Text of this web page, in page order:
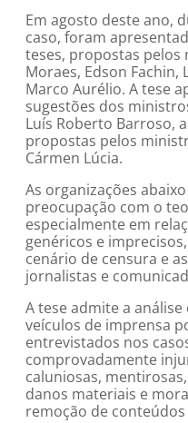
Em agosto deste ano,
caso, foram
teses, propostas pelos
Moraes, Edson
Marco Aurélio. A tese
sugestões dos
Luís Roberto Barroso,
propostas pelos
Cármen Lúcia.
As organizações
preocupação com o
especialmente em
genéricos e
cenário de censura e
jornalistas e
A tese admite a
veículos de imprensa
entrevistados nos
comprovadamente
caluniosas,
danos materiais e
remoção de